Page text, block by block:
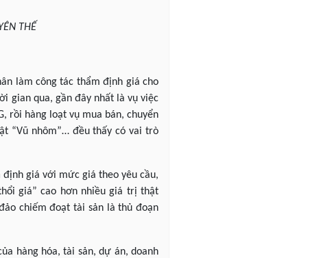
THẾ
làm công tác thẩm định giá cho
gian qua, gần đây nhất là vụ việc
rồi hàng loạt vụ mua bán, chuyển
“Vũ nhôm”… đều thấy có vai trò
định giá với mức giá theo yêu cầu,
giá” cao hơn nhiều giá trị thật
chiếm đoạt tài sản là thủ đoạn
hàng hóa, tài sản, dự án, doanh